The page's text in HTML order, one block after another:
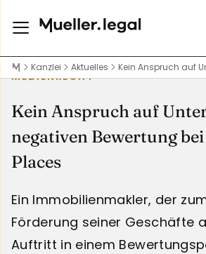
Kanzlei Aktuelles Kein Anspruch auf
MEDIENRECHT
Kein Anspruch auf
negativen Bewertung
Places
Ein Immobilienmakler, der
Förderung seiner Geschäfte
Auftritt in einem